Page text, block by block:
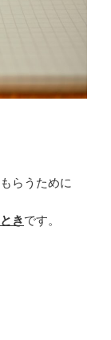
らうために
きです。